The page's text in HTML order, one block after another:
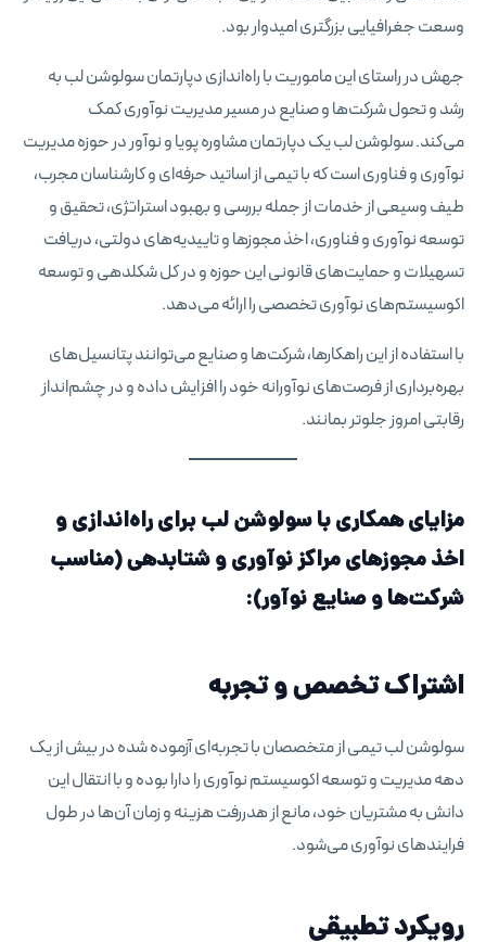
وسعت جغرافیایی بزرگتری امیدوار بود.
جهش در راستای این ماموریت با راه‌اندازی دپارتمان سولوشن لب به
رشد و تحول شرکت‌ها و صنایع در مسیر مدیریت نوآوری کمک
می‌کند. سولوشن لب یک دپارتمان مشاوره پویا و نوآور در حوزه مدیریت
نوآوری و فناوری است که با تیمی از اساتید حرفه‌ای و کارشناسان مجرب،
طیف وسیعی از خدمات از جمله بررسی و بهبود استراتژی، تحقیق و
توسعه نوآوری و فناوری، اخذ مجوزها و تاییدیه‌های دولتی، دریافت
تسهیلات و حمایت‌های قانونی این حوزه و در کل شکلدهی و توسعه
اکوسیستم‌های نوآوری تخصصی را ارائه می‌دهد.
با استفاده از این راهکارها، شرکت‌ها و صنایع می‌توانند پتانسیل‌های
بهره‌برداری از فرصت‌های نوآورانه خود را افزایش داده و در چشم‌انداز
رقابتی امروز جلوتر بمانند.
مزایای همکاری با سولوشن لب برای راه‌اندازی و
اخذ مجوزهای مراکز نوآوری و شتابدهی (مناسب
شرکت‌ها و صنایع نوآور):
اشتراک تخصص و تجربه
سولوشن لب تیمی از متخصصان با تجربه‌ای آزموده شده در بیش از یک
دهه مدیریت و توسعه اکوسیستم نوآوری را دارا بوده و با انتقال این
دانش به مشتریان خود، مانع از هدررفت هزینه‌ و زمان آن‌ها در طول
فرایندهای نوآوری می‌شود.
رویکرد تطبیقی